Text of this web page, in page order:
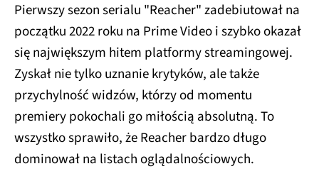
Pierwszy sezon serialu "Reacher" zadebiutował na
początku 2022 roku na Prime Video i szybko okazał
się największym hitem platformy streamingowej.
Zyskał nie tylko uznanie krytyków, ale także
przychylność widzów, którzy od momentu
premiery pokochali go miłością absolutną. To
wszystko sprawiło, że Reacher bardzo długo
dominował na listach oglądalnościowych.